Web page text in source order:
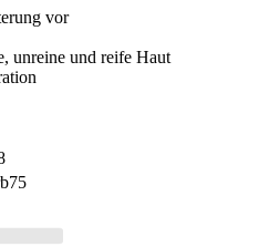
vor
unreine und reife Haut